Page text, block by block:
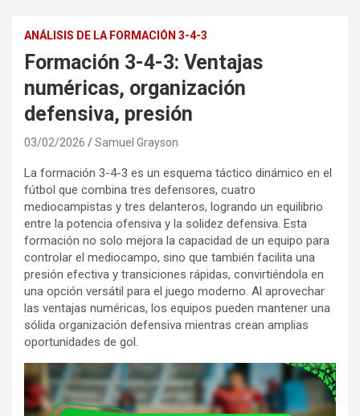
ANÁLISIS DE LA FORMACIÓN 3-4-3
Formación 3-4-3: Ventajas
numéricas, organización
defensiva, presión
03/02/2026 Samuel Grayson
La formación 3-4-3 es un esquema táctico dinámico en el
fútbol que combina tres defensores, cuatro
mediocampistas y tres delanteros, logrando un equilibrio
entre la potencia ofensiva y la solidez defensiva. Esta
formación no solo mejora la capacidad de un equipo para
controlar el mediocampo, sino que también facilita una
presión efectiva y transiciones rápidas, convirtiéndola en
una opción versátil para el juego moderno. Al aprovechar
las ventajas numéricas, los equipos pueden mantener una
sólida organización defensiva mientras crean amplias
oportunidades de gol.